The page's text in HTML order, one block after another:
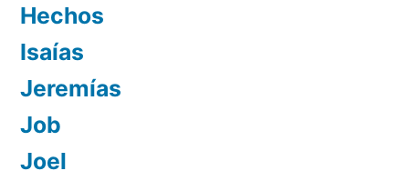
Hechos
Isaías
Jeremías
Job
Joel